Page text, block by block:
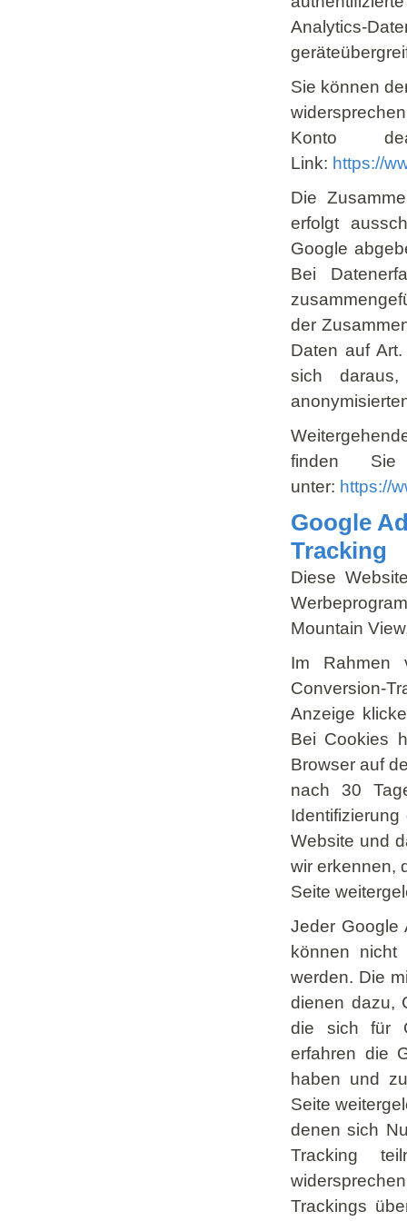
Analytics-
Sie können
Konto
Link: https://
Die
erfolgt
Google
Bei
der
Daten auf
sich
finden
unter: https://
Google
Tracking
Diese
Mountain
Im Rahmen
Conversion-
Anzeige
Bei Cookies
Browser auf
nach 30
Website und
wir erkennen,
Seite
Jeder Google
können nicht
werden. Die
dienen dazu,
die sich für
erfahren die
haben und
Seite
denen sich
Tracking
Trackings